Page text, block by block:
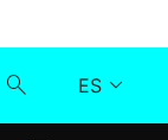
ES